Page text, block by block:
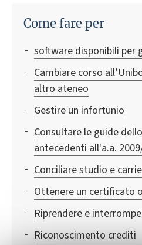
Come fare per
software disponibili per
Cambiare corso
altro ateneo
Gestire un infortunio
Consultare le guide
antecedenti all'a.a.
Conciliare studio e
Ottenere un certificato
Riprendere e
Riconoscimento crediti